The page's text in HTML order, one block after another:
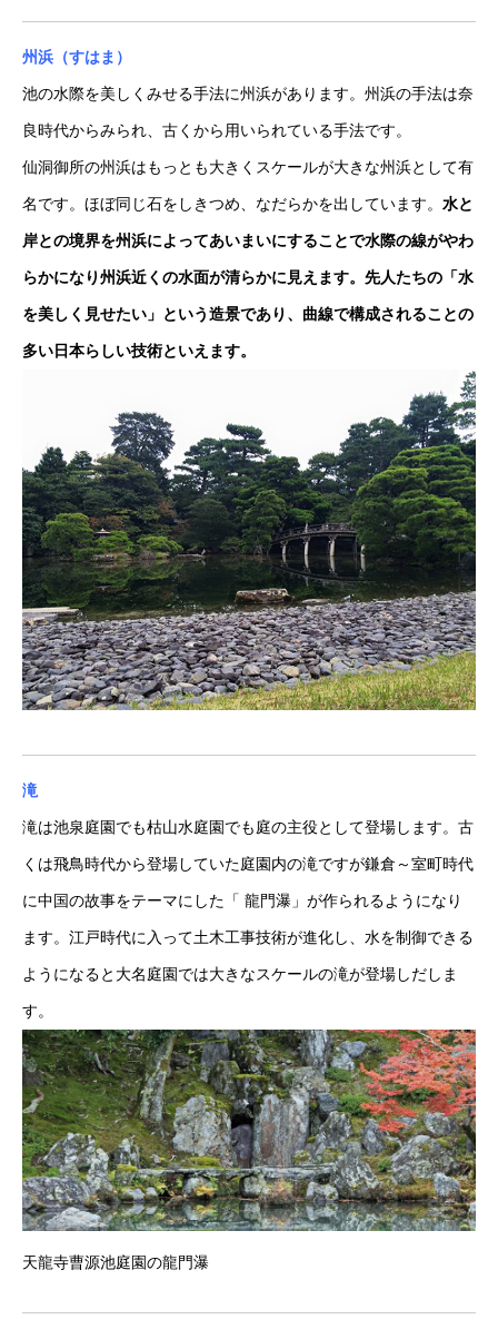
州浜（すはま）
池の水際を美しくみせる手法に州浜があります。州浜の手法は奈
良時代からみられ、古くから用いられている手法です。
仙洞御所の州浜はもっとも大きくスケールが大きな州浜として有
名です。ほぼ同じ石をしきつめ、なだらかを出しています。 水と
岸との境界を州浜によってあいまいにすることで水際の線がやわ
らかになり州浜近くの水面が清らかに見えます。先人たちの「水
を美しく見せたい」という造景であり、曲線で構成されることの
多い日本らしい技術といえます。
滝
滝は池泉庭園でも枯山水庭園でも庭の主役として登場します。古
くは飛鳥時代から登場していた庭園内の滝ですが鎌倉～室町時代
に中国の故事をテーマにした「 龍門瀑」が作られるようになり
ます。江戸時代に入って土木工事技術が進化し、水を制御できる
ようになると大名庭園では大きなスケールの滝が登場しだしま
す。
天龍寺曹源池庭園の龍門瀑